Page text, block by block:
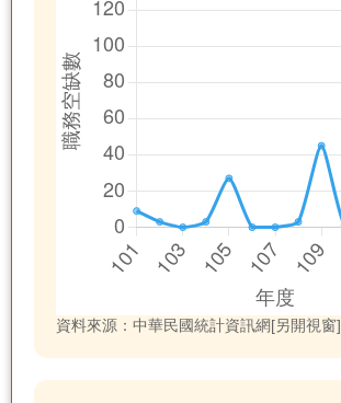
資料來源：中華民國統計資訊網[另開視窗]